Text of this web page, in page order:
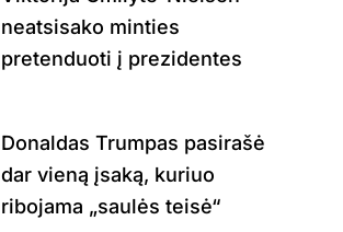
neatsisako minties
pretenduoti į prezidentes
Donaldas Trumpas pasirašė
dar vieną įsaką, kuriuo
ribojama „saulės teisė“